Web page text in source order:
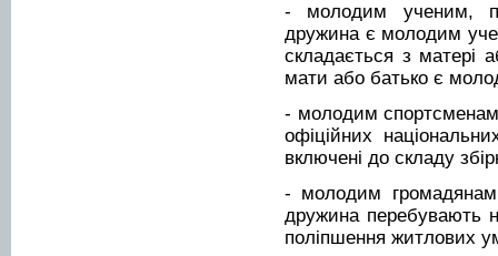
- молодим ученим,
дружина є молодим
складається з матері
мати або батько є
- молодим
офіційних
включені до складу
- молодим
дружина перебувають
поліпшення житлових